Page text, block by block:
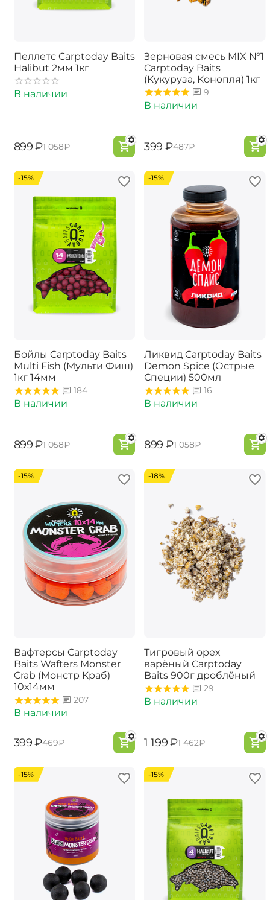
Пеллетс Carptoday Baits
Halibut 2мм 1кг
В наличии
‍899‍ ₽‍1 058‍₽
Зерновая смесь MIX №1
Carptoday Baits
(Кукуруза, Конопля) 1кг
9
В наличии
‍399‍ ₽‍487‍₽
-15%
Бойлы Carptoday Baits
Multi Fish (Мульти Фиш)
1кг 14мм
184
В наличии
‍899‍ ₽‍1 058‍₽
-15%
Ликвид Carptoday Baits
Demon Spice (Острые
Специи) 500мл
16
В наличии
‍899‍ ₽‍1 058‍₽
-15%
Вафтерсы Carptoday
Baits Wafters Monster
Crab (Монстр Краб)
10х14мм
207
В наличии
‍399‍ ₽‍469‍₽
-18%
Тигровый орех
варёный Carptoday
Baits 900г дроблёный
29
В наличии
‍1 199‍₽‍1 462‍₽
-15% -15%